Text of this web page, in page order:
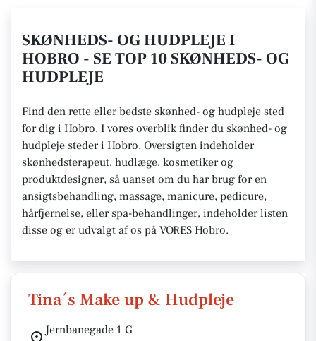
SKØNHEDS- OG HUDPLEJE I
HOBRO - SE TOP 10 SKØNHEDS- OG
HUDPLEJE
Find den rette eller bedste skønhed- og hudpleje sted
for dig i Hobro. I vores overblik finder du skønhed- og
hudpleje steder i Hobro. Oversigten indeholder
skønhedsterapeut, hudlæge, kosmetiker og
produktdesigner, så uanset om du har brug for en
ansigtsbehandling, massage, manicure, pedicure,
hårfjernelse, eller spa-behandlinger, indeholder listen
disse og er udvalgt af os på VORES Hobro.
Tina´s Make up & Hudpleje
Jernbanegade 1 G